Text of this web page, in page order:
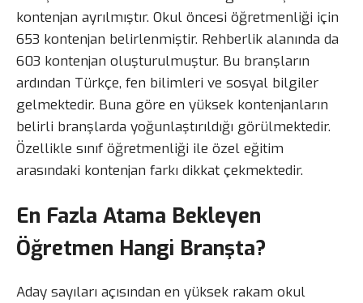
kontenjan ayrılmıştır. Okul öncesi öğretmenliği için
653 kontenjan belirlenmiştir. Rehberlik alanında da
603 kontenjan oluşturulmuştur. Bu branşların
ardından Türkçe, fen bilimleri ve sosyal bilgiler
gelmektedir. Buna göre en yüksek kontenjanların
belirli branşlarda yoğunlaştırıldığı görülmektedir.
Özellikle sınıf öğretmenliği ile özel eğitim
arasındaki kontenjan farkı dikkat çekmektedir.
En Fazla Atama Bekleyen
Öğretmen Hangi Branşta?
Aday sayıları açısından en yüksek rakam okul